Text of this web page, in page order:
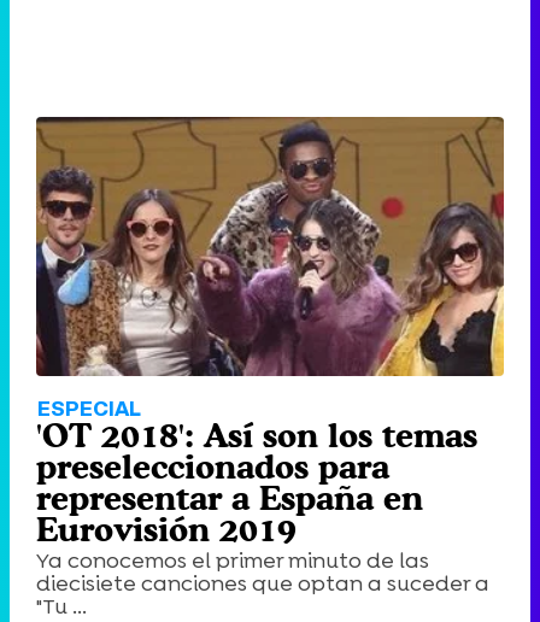
ESPECIAL
'OT 2018': Así son los temas
preseleccionados para
representar a España en
Eurovisión 2019
Ya conocemos el primer minuto de las
diecisiete canciones que optan a suceder a
"Tu ...